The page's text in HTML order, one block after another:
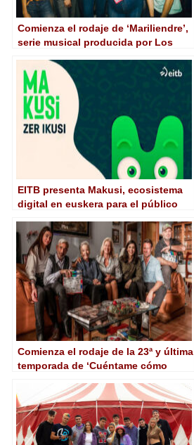
Comienza el rodaje de ‘Mariliendre’,
serie musical producida por Los
EITB presenta Makusi, ecosistema
digital en euskera para el público
Comienza el rodaje de la 23ª y última
temporada de ‘Cuéntame cómo